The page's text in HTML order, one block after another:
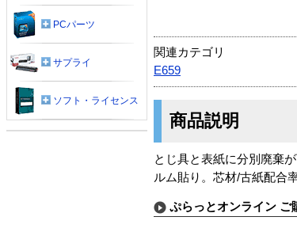
関連カテゴリ
E659
商品説明
とじ具と表紙に分別廃棄
ルム貼り。芯材/古紙配合
ぷらっとオンライン ご
PCパーツ
サプライ
ソフト・ライセンス